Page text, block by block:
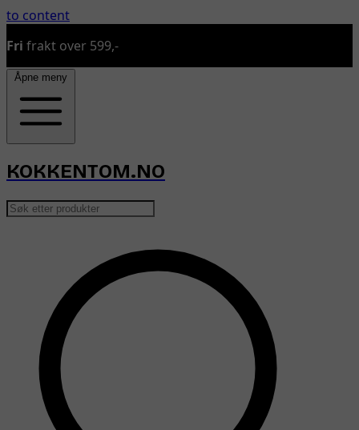
to content
Fri frakt over 599,-
Åpne meny
KOKKENTOM.NO